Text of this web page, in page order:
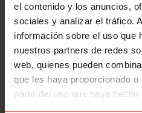
el contenido y los anuncios,
sociales y analizar el tráfico.
información sobre el uso que
nuestros partners de redes
web, quienes pueden
que les haya proporcionado
partir del uso que haya
Operating voltage
Control voltage DC
Power connection
E-Number (SE)
Descargas
Ficha de datos